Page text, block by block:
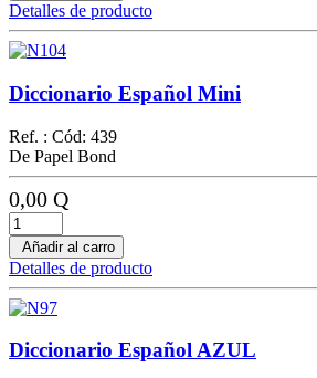
Detalles de producto
Diccionario Español Mini
Ref. : Cód: 439
De Papel Bond
0,00 Q
Añadir al carro
Detalles de producto
Diccionario Español AZUL